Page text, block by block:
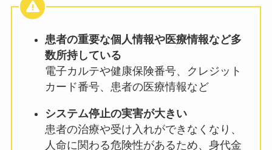
患者の重要な個人情報や医療情報など多
数所持している
電子カルテや健康保険番号、クレジット
カード番号、患者の医療情報など
システム停止の実害が大きい
患者の治療や受け入れができなくなり、
人命に関わる危険性があるため、身代金